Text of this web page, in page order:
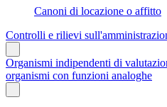
Canoni di locazione o affitto
Controlli e rilievi
Organismi indipendenti di
organismi con funzioni analoghe